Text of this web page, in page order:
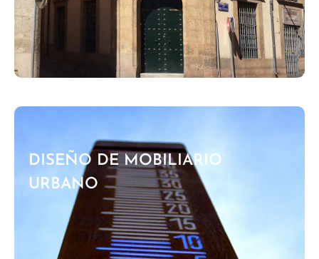
DISEÑO DE MOBILIARIO
URBANO